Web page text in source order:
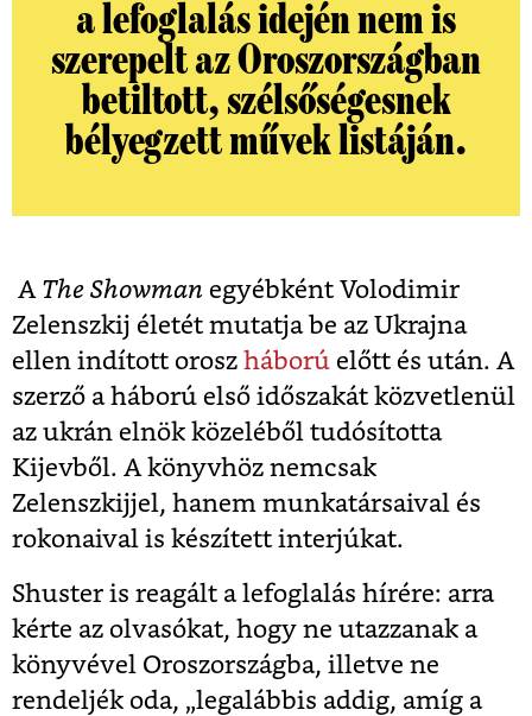
a lefoglalás idején nem is
szerepelt az Oroszországban
betiltott, szélsőségesnek
bélyegzett művek listáján.
A The Showman egyébként Volodimir
Zelenszkij életét mutatja be az Ukrajna
ellen indított orosz háború előtt és után. A
szerző a háború első időszakát közvetlenül
az ukrán elnök közeléből tudósította
Kijevből. A könyvhöz nemcsak
Zelenszkijjel, hanem munkatársaival és
rokonaival is készített interjúkat.
Shuster is reagált a lefoglalás hírére: arra
kérte az olvasókat, hogy ne utazzanak a
könyvével Oroszországba, illetve ne
rendeljék oda, „legalábbis addig, amíg a